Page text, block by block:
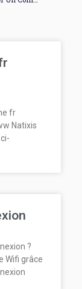
fr
Natixis
?
Wifi grâce